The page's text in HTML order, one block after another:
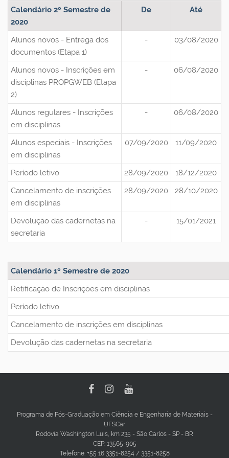
Calendário 2º Semestre de
2020
De Até
Alunos novos - Entrega dos
documentos (Etapa 1)
- 03/08/2020
Alunos novos - Inscrições em
disciplinas PROPGWEB (Etapa
2)
- 06/08/2020
Alunos regulares - Inscrições
em disciplinas
- 06/08/2020
Alunos especiais - Inscrições
em disciplinas
07/09/2020 11/09/2020
Período letivo 28/09/2020
18/12/2020
Cancelamento de inscrições
em disciplinas
28/09/2020 28/10/2020
Devolução das cadernetas na
secretaria
- 15/01/2021
Calendário 1º Semestre de 2020
Retificação de Inscrições em disciplinas
Período letivo
Cancelamento de inscrições em disciplinas
Devolução das cadernetas na
Programa de Pós-Graduação em Ciência e Engenharia de Materiais -
UFSCar
Rodovia Washington Luis, km 235 - São Carlos - SP - BR
CEP: 13565-905
Telefone: +55 16 3351-8254 / 3351-8258